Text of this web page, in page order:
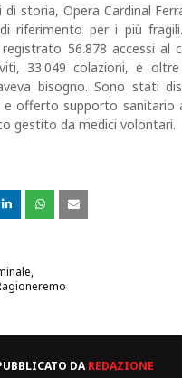
storia, Opera Cardinal
riferimento per i più
56.878 accessi al
33.049 colazioni, e
bisogno. Sono stati
e offerto supporto sanitario
gestito da medici volontari.
DAREDAZIONE